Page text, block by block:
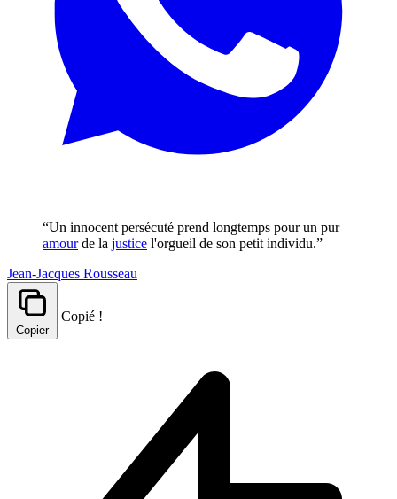
“Un innocent persécuté prend longtemps pour un pur
amourde la justice l'orgueil de son petit individu.”
Jean-Jacques Rousseau
Copier
Copié !